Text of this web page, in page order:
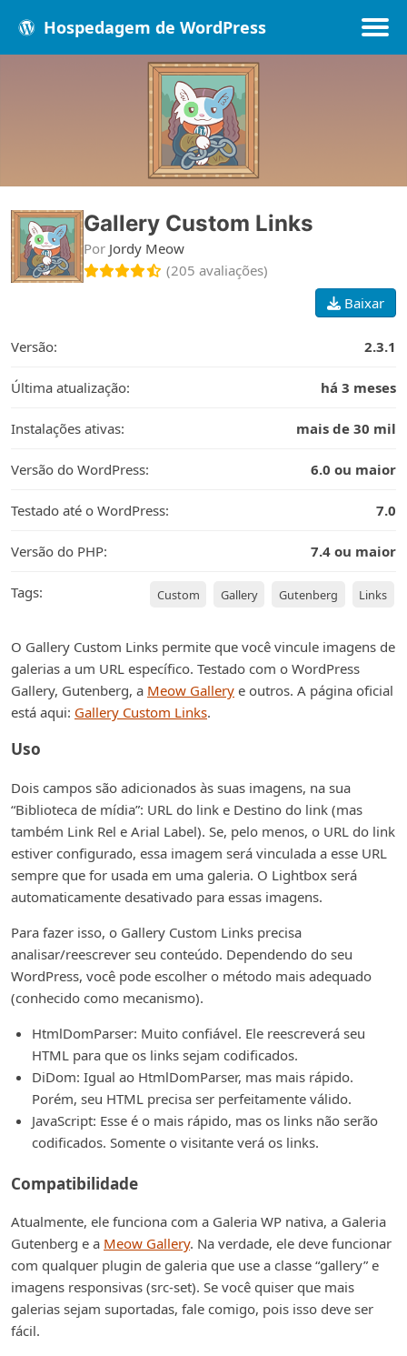
Hospedagem de WordPress
Populares
Recentes
Melhores
Gallery Custom Links
Por Jordy Meow
(205 avaliações)
Baixar
Versão: 2.3.1
Última atualização: há 3 meses
Instalações ativas: mais de 30 mil
Versão do WordPress: 6.0 ou maior
Testado até o WordPress: 7.0
Versão do PHP: 7.4 ou maior
Tags: Custom Gallery Gutenberg Links
O Gallery Custom Links permite que você vincule imagens de
galerias a um URL específico. Testado com o WordPress
Gallery, Gutenberg, a Meow Gallery e outros. A página oficial
está aqui: Gallery Custom Links.
Uso
Dois campos são adicionados às suas imagens, na sua
“Biblioteca de mídia”: URL do link e Destino do link (mas
também Link Rel e Arial Label). Se, pelo menos, o URL do link
estiver configurado, essa imagem será vinculada a esse URL
sempre que for usada em uma galeria. O Lightbox será
automaticamente desativado para essas imagens.
Para fazer isso, o Gallery Custom Links precisa
analisar/reescrever seu conteúdo. Dependendo do seu
WordPress, você pode escolher o método mais adequado
(conhecido como mecanismo).
HtmlDomParser: Muito confiável. Ele reescreverá seu
HTML para que os links sejam codificados.
DiDom: Igual ao HtmlDomParser, mas mais rápido.
Porém, seu HTML precisa ser perfeitamente válido.
JavaScript: Esse é o mais rápido, mas os links não serão
codificados. Somente o visitante verá os links.
Compatibilidade
Atualmente, ele funciona com a Galeria WP nativa, a Galeria
Gutenberg e a Meow Gallery. Na verdade, ele deve funcionar
com qualquer plugin de galeria que use a classe “gallery” e
imagens responsivas (src-set). Se você quiser que mais
galerias sejam suportadas, fale comigo, pois isso deve ser
fácil.